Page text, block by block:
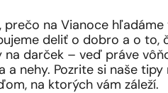
prečo na Vianoce
deliť o dobro a o to,
na darček – veď práve
a nehy. Pozrite si naše
na ktorých vám záleží.